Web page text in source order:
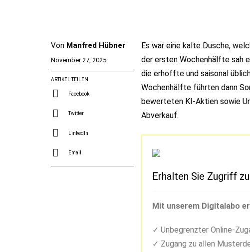
Von Manfred Hübner
November 27, 2025
ARTIKEL TEILEN
Facebook
Twitter
LinkedIn
Email
Es war eine kalte Dusche,
der ersten Wochenhälfte sah
die erhoffte und saisonal
Wochenhälfte führten dann
bewerteten KI-Aktien sowie
Abverkauf.
Erhalten Sie Zugriff
Mit unserem Digitalabo
Unbegrenzter Online-
Zugang zu allen